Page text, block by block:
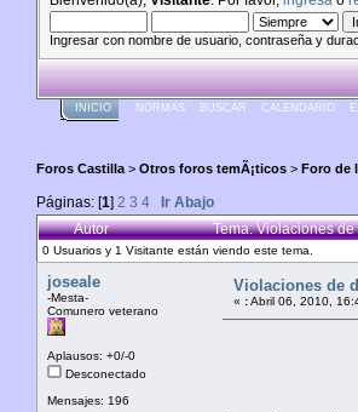
Ingresar con nombre de usuario, contraseña y
INICIO NORMAS BUSCAR CALENDARIO
Foros Castilla > Otros foros temÃ¡ticos > Foro de
Páginas: [1] 2 3 4
Ir Abajo
Autor
Tema: Violaciones
0 Usuarios y 1 Visitante están viendo este tema.
joseale
-Mesta-
Comunero veterano
Aplausos: +0/-0
Desconectado
Mensajes: 196
Violaciones de
« :Abril 06, 2010,